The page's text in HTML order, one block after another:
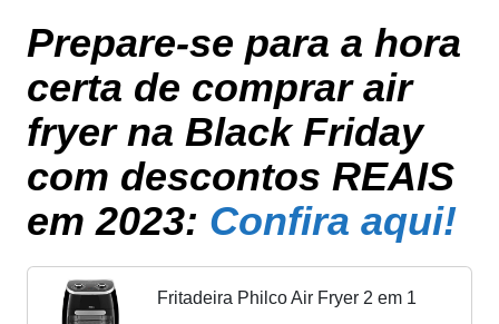
Prepare-se para a hora
certa de comprar air
fryer na Black Friday
com descontos REAIS
em 2023: Confira aqui!
Fritadeira Philco Air Fryer 2 em 1